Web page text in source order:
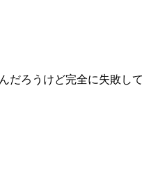
だろうけど完全に失敗して